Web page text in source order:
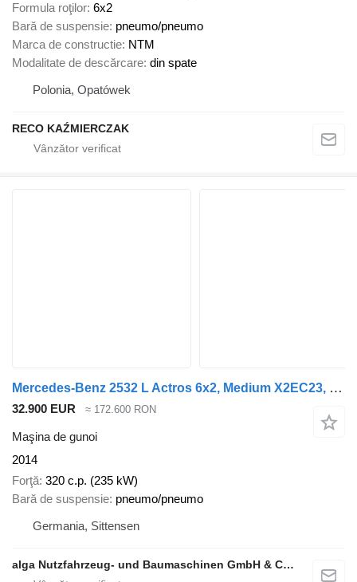
Formula roţilor 6x2
Bară de suspensie pneumo/pneumo
Marca de constructie NTM
Modalitate de descărcare din spate
Polonia, Opatówek
RECO KAŹMIERCZAK
Mercedes-Benz 2532 L Actros 6x2, Medium X2EC23, Zöller 321
32.900 EUR ≈ 172.600 RON
Maşina de gunoi
2014
Forţă 320 c.p. (235 kW)
Bară de suspensie pneumo/pneumo
Germania, Sittensen
alga Nutzfahrzeug- und Baumaschinen GmbH & Co. KG